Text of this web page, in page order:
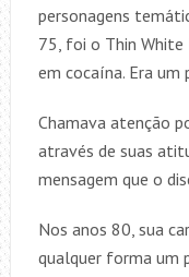
personagens
75, foi o Thin White
em cocaína. Era um
Chamava atenção
através de suas
mensagem que o
Nos anos 80, sua
qualquer forma um